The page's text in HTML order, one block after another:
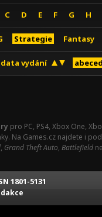
C D E F G H
Strategie Fantasy
data vydání
pro PC, PS4, Xbox One,
Na Games.cz najdete i
, Grand Theft Auto, Battlefield
1801-5131